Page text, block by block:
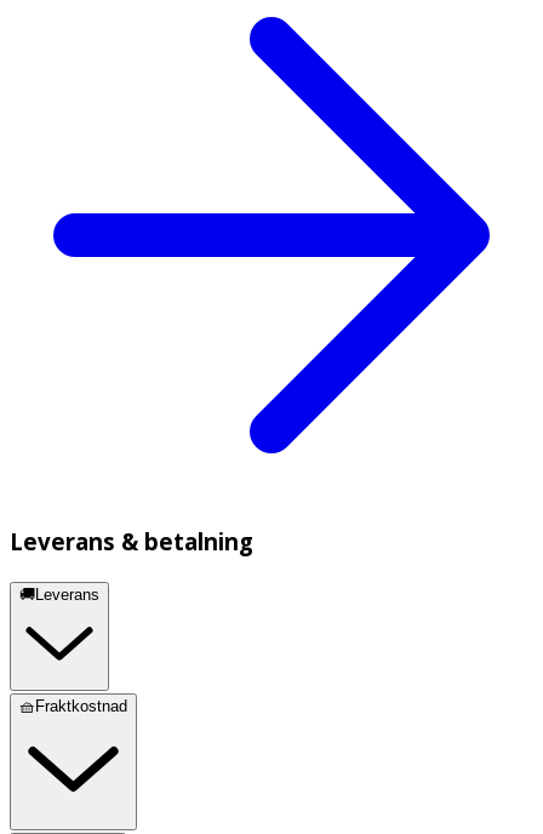
Leverans & betalning
🚚Leverans
🧺Fraktkostnad